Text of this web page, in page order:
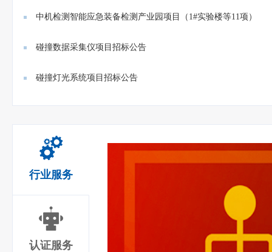
中机检测智能应急装备检测产业园项目（1#实验楼等11项）
门禁、...
碰撞数据采集仪项目招标公告
碰撞灯光系统项目招标公告
行业服务
认证服务